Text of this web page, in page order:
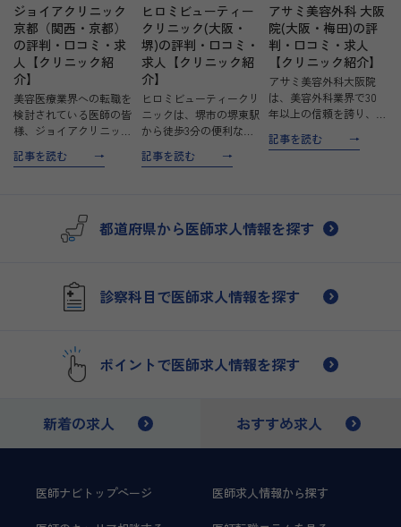
ジョイアクリニック
京都（関西・京都）
の評判・口コミ・求
人【クリニック紹
介】
美容医療業界への転職を
検討されている医師の皆
様、ジョイアクリニック
術と患者様への心温まる
来、当クリニックは「自
記事を読む
ヒロミビューティー
クリニック(大阪・
堺)の評判・口コミ・
求人【クリニック紹
介】
ヒロミビューティークリ
ニックは、堺市の堺東駅
から徒歩3分の便利な立
成外科クリニックです。
ワ・たるみといった肌の
記事を読む
アサミ美容外科 大阪
院(大阪・梅田)の評
判・口コミ・求人
【クリニック紹介】
アサミ美容外科大阪院
は、美容外科業界で30
年以上の信頼を誇り、安
スタッフが働きやすい環
ご提供…
記事を読む
都道府県から医師求人情報を探す
診察科目で医師求人情報を探す
ポイントで医師求人情報を探す
新着の求人 おすすめ求人
医師ナビトップページ 医師求人情報から探す